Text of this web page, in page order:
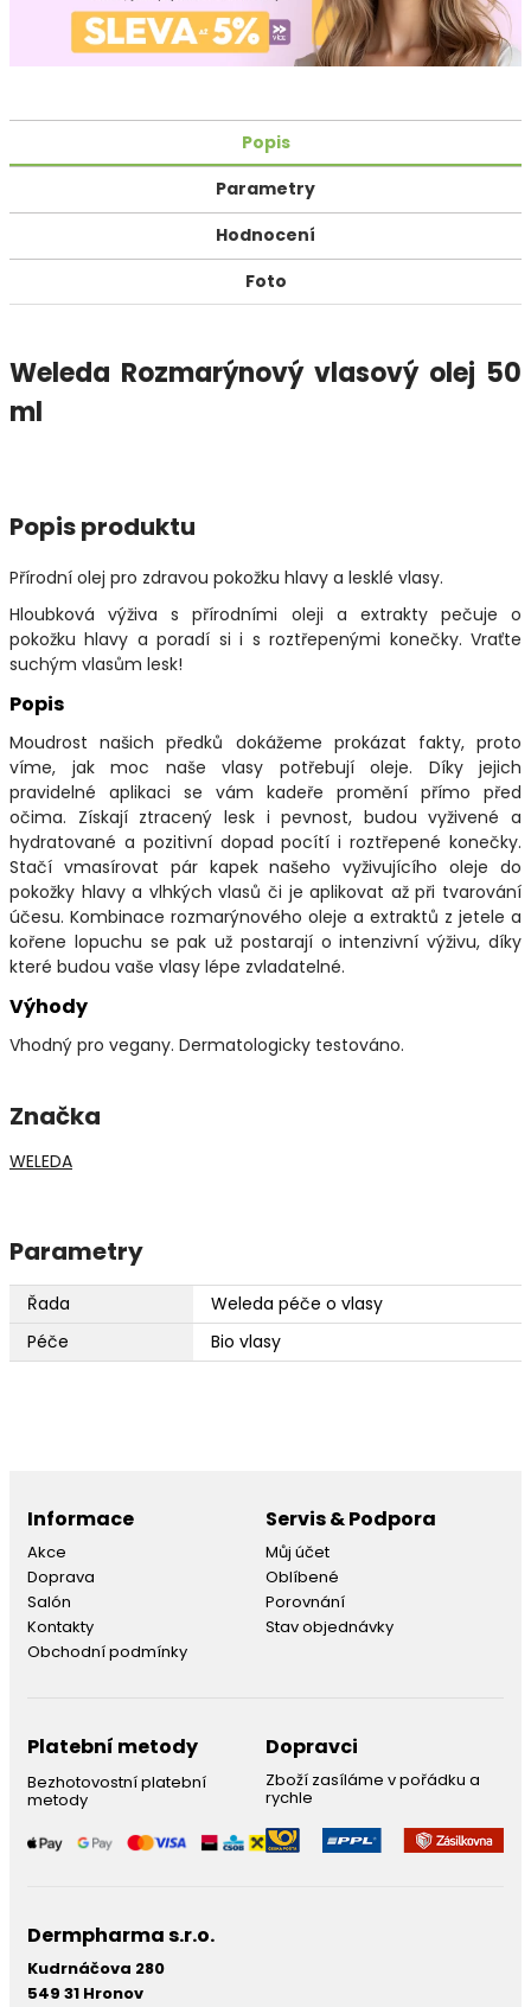
Popis
Parametry
Hodnocení
Foto
Weleda Rozmarýnový vlasový olej 50
ml
Popis produktu
Přírodní olej pro zdravou pokožku hlavy a lesklé vlasy.
Hloubková výživa s přírodními oleji a extrakty pečuje o
pokožku hlavy a poradí si i s roztřepenými konečky. Vraťte
suchým vlasům lesk!
Popis
Moudrost našich předků dokážeme prokázat fakty, proto
víme, jak moc naše vlasy potřebují oleje. Díky jejich
pravidelné aplikaci se vám kadeře promění přímo před
očima. Získají ztracený lesk i pevnost, budou vyživené a
hydratované a pozitivní dopad pocítí i roztřepené konečky.
Stačí vmasírovat pár kapek našeho vyživujícího oleje do
pokožky hlavy a vlhkých vlasů či je aplikovat až při tvarování
účesu. Kombinace rozmarýnového oleje a extraktů z jetele a
kořene lopuchu se pak už postarají o intenzivní výživu, díky
které budou vaše vlasy lépe zvladatelné.
Výhody
Vhodný pro vegany. Dermatologicky testováno.
Značka
WELEDA
Parametry
Řada
Weleda péče o vlasy
Péče
Bio vlasy
Informace
Akce
Doprava
Salón
Kontakty
Obchodní podmínky
Servis & Podpora
Můj účet
Oblíbené
Porovnání
Stav objednávky
Platební metody
Bezhotovostní platební
metody
Dopravci
Zboží zasíláme v pořádku a
rychle
Dermpharma s.r.o.
Kudrnáčova 280
549 31 Hronov